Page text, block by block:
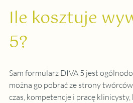
Ile kosztuje
5?
Sam formularz DIVA 5 jest
można go pobrać ze strony
czas, kompetencje i pracę